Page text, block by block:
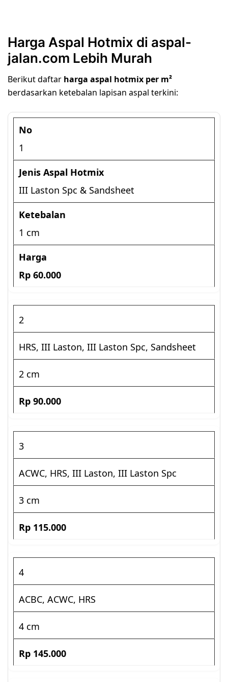
Harga Aspal Hotmix di aspal-
jalan.com Lebih Murah
Berikut daftar harga aspal hotmix per m²
berdasarkan ketebalan lapisan aspal terkini:
1
III Laston Spc & Sandsheet
1 cm
Rp 60.000
2
HRS, III Laston, III Laston Spc, Sandsheet
2 cm
Rp 90.000
3
ACWC, HRS, III Laston, III Laston Spc
3 cm
Rp 115.000
4
ACBC, ACWC, HRS
4 cm
Rp 145.000